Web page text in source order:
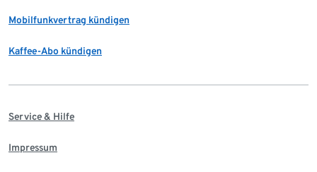
Mobilfunkvertrag kündigen
Kaffee-Abo kündigen
Service & Hilfe
Impressum